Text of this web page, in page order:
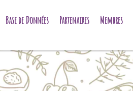
Base de Données Partenaires Membres